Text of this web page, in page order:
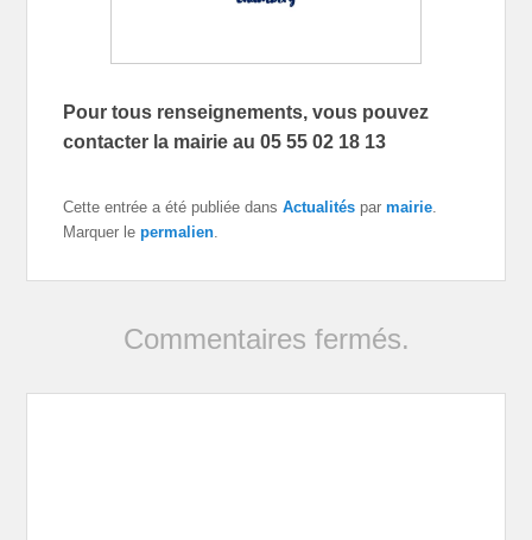
Pour tous renseignements, vous pouvez
contacter la mairie au 05 55 02 18 13
Cette entrée a été publiée dansActualités parmairie
Marquer lepermalien
Commentaires fermés.